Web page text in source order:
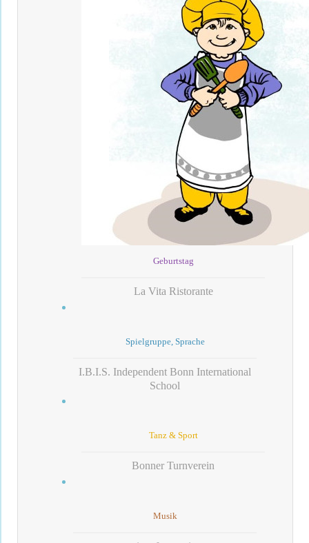
Geburtstag
La Vita Ristorante
Spielgruppe, Sprache
I.B.I.S. Independent Bonn International
School
Tanz & Sport
Bonner Turnverein
Musik